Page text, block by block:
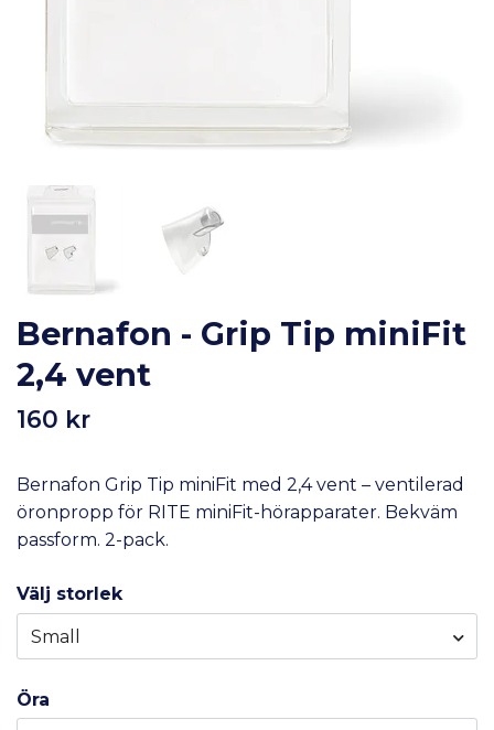
Bernafon - Grip Tip miniFit
2,4 vent
160 kr
Bernafon Grip Tip miniFit med 2,4 vent – ventilerad
öronpropp för RITE miniFit-hörapparater. Bekväm
passform. 2-pack.
Välj storlek
Small
Öra